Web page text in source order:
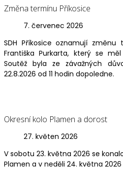
Změna termínu Příkosice
7. červenec 2026
SDH Příkosice oznamují změnu
Františka Purkarta, který se
Soutěž byla ze závažných
22.8.2026 od 11 hodin dopoledne.
Okresní kolo Plamen a dorost
27. květen 2026
V sobotu 23. května 2026 se
Plamen a v neděli 24. května